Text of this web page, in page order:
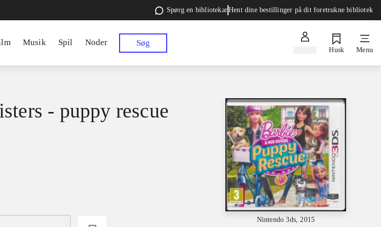
Spørg en bibliotekarHent dine bestillinger på dit foretrukne bibliotek
Musik Spil Noder Søg
Husk Menu
Nintendo 3ds, 2015
- puppy rescue